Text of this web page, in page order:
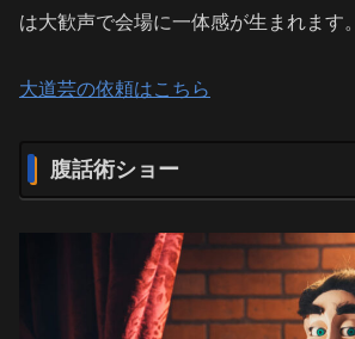
は大歓声で会場に一体感が生まれます。
大道芸の依頼はこちら
腹話術ショー